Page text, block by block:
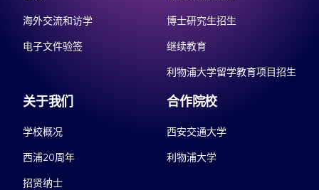
海外交流和访学
电子文件验签
博士研究生招生
继续教育
利物浦大学留学教育项目招生
关于我们
学校概况
西浦20周年
招贤纳士
合作院校
西安交通大学
利物浦大学